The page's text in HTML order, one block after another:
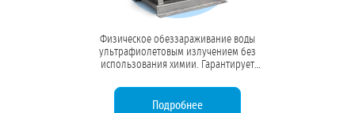
Физическое обеззараживание воды
ультрафиолетовым излучением без
использования химии. Гарантирует
образование токсичных побочных
продуктов дезинфекции.
Подробнее